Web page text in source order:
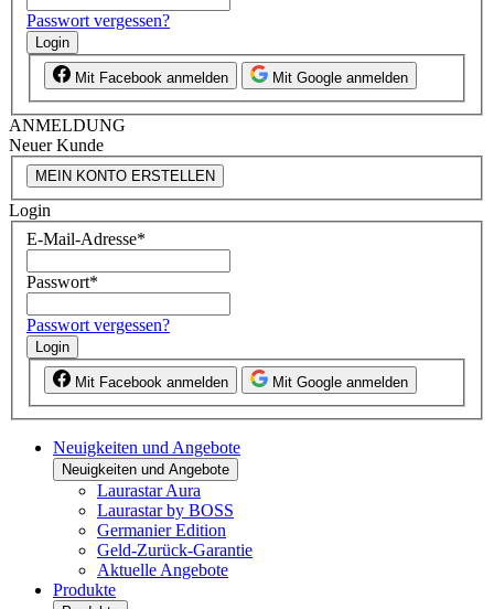
Passwort vergessen?
Login
Mit Facebook anmelden Mit Google anmelden
ANMELDUNG
Neuer Kunde
MEIN KONTO ERSTELLEN
Login
E-Mail-Adresse*
Passwort*
Passwort vergessen?
Login
Mit Facebook anmelden Mit Google anmelden
Neuigkeiten und Angebote
Neuigkeiten und Angebote
Laurastar Aura
Laurastar by BOSS
Germanier Edition
Geld-Zurück-Garantie
Aktuelle Angebote
Produkte